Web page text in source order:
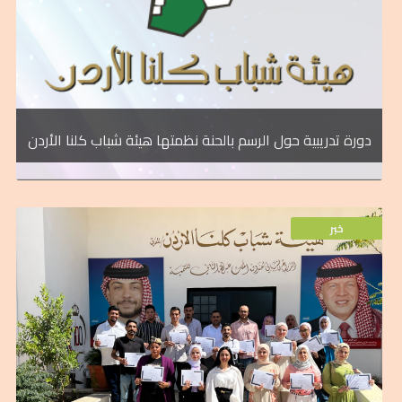
دورة تدريبية حول الرسم بالحنة نظمتها هيئة شباب كلنا الأردن
خبر
نظمت هيئة شباب كلنا الأردن الذراع الشبابي
صندوق الملك عبد الله الثاني للتنمية وبالتعاون
مع مديرية ثقافة محافظة مادبا دورة حول
الرسم بالحنا في مادبا تدريب الفتيات على فنيات
خبر
وادارة منصات العمل الإلكتروني، والتجارة
الإلكترونية، والتسويق الإلكتروني لفريق عمل
محافظة المفرق.